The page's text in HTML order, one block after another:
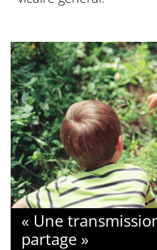
« Une
partage »